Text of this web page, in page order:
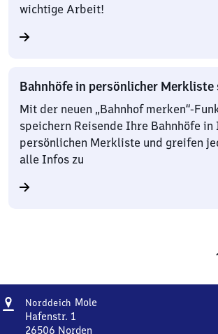
wichtige Arbeit!
Bahnhöfe in persönlicher Merkliste
Mit der neuen „Bahnhof merken“-
speichern Reisende Ihre Bahnhöfe
persönlichen Merkliste und greifen
alle Infos zu
Adresse
Norddeich Mole
Hafenstr. 1
26506 Norden